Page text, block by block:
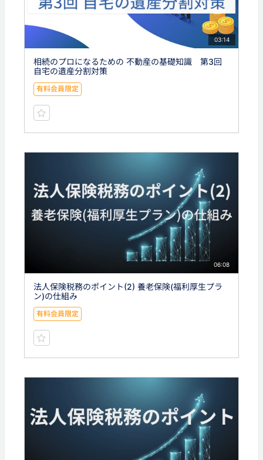
03:14
相続のプロになるための 不動産の基礎知識 第3回
自宅の遺産分割対策
有料会員限定
06:08
法人保険税務のポイント(2) 養老保険(福利厚生プラ
ン)の仕組み
有料会員限定